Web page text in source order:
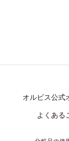
オルビス公式
よくある